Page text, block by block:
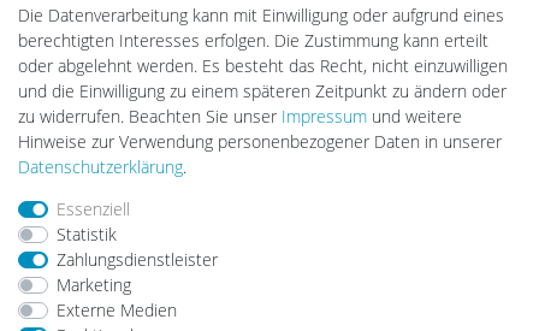
Lightech Connect
CardanLight Europe
FORTIMO LEDs
LED-RETROSHOP
MeinUSB
Barrierefreiheitserklärung
Die Datenverarbeitung kann mit Einwilligung oder aufgrund eines
berechtigten Interesses erfolgen. Die Zustimmung kann erteilt
oder abgelehnt werden. Es besteht das Recht, nicht einzuwilligen
und die Einwilligung zu einem späteren Zeitpunkt zu ändern oder
zu widerrufen. Beachten Sie unser Impressum und weitere
Hinweise zur Verwendung personenbezogener Daten in unserer
Daten­schutz­erklärung.
Essenziell
Statistik
Zahlungsdienstleister
Marketing
Externe Medien